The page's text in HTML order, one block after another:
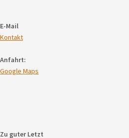
E-Mail
Kontakt
Anfahrt:
Google Maps
Zu guter Letzt